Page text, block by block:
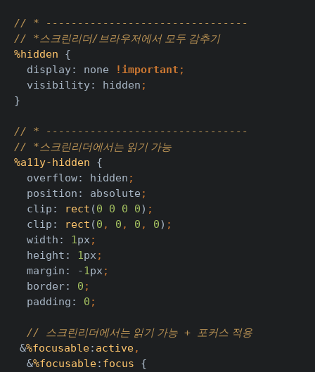
// * --------------------------------
// *스크린리더/ 브라우저에서 모두 감추기
%hidden {
  display: none
!important ;
visibility: hidden ;
}
// * --------------------------------
// *스크린리더에서는 읽기 가능
%a11y-hidden {
  overflow: hidden
;
position: absolute ;
clip:
rect (0 0 0 0) ;
clip:
rect (0 , 0 , 0 , 0) ;
width: 1px ;
height: 1px ;
margin: -1px ;
border: 0 ;
padding: 0 ;
// 스크린리더에서는 읽기 가능 + 포커스 적용
&%focusable: active,
&%focusable: focus {